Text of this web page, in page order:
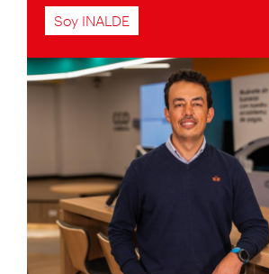
Soy INALDE